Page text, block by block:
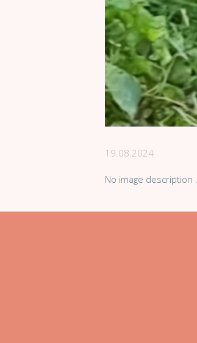
19.08.2024
No image description ...